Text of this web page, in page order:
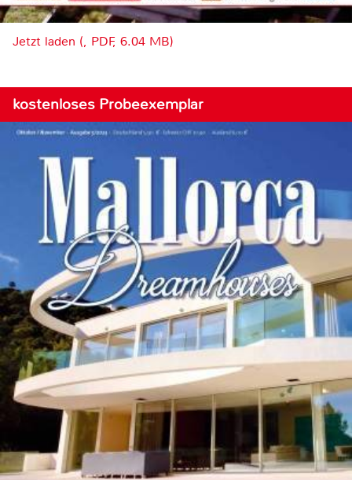
Jetzt laden (, PDF, 6.04 MB)
kostenloses Probeexemplar